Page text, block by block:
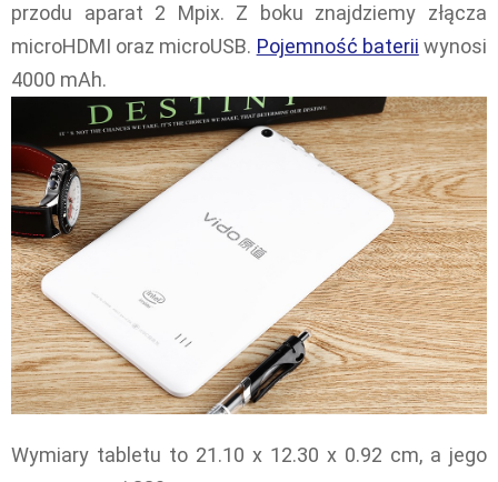
przodu aparat 2 Mpix. Z boku znajdziemy złącza
microHDMI oraz microUSB. Pojemność baterii wynosi
4000 mAh.
Wymiary tabletu to 21.10 x 12.30 x 0.92 cm, a jego